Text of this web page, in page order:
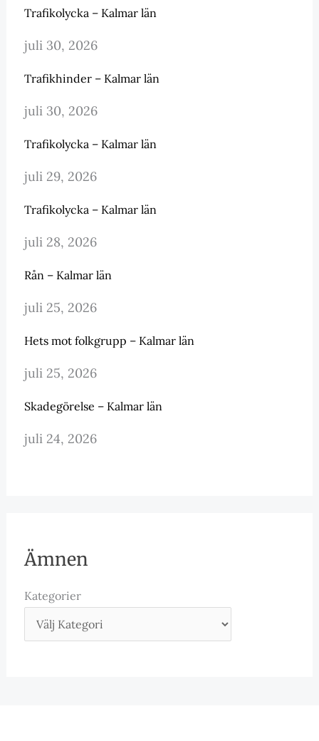
Trafikolycka – Kalmar län
juli 30, 2026
Trafikhinder – Kalmar län
juli 30, 2026
Trafikolycka – Kalmar län
juli 29, 2026
Trafikolycka – Kalmar län
juli 28, 2026
Rån – Kalmar län
juli 25, 2026
Hets mot folkgrupp – Kalmar län
juli 25, 2026
Skadegörelse – Kalmar län
juli 24, 2026
Ämnen
Kategorier